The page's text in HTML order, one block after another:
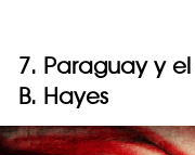
7. Paraguay y
B. Hayes